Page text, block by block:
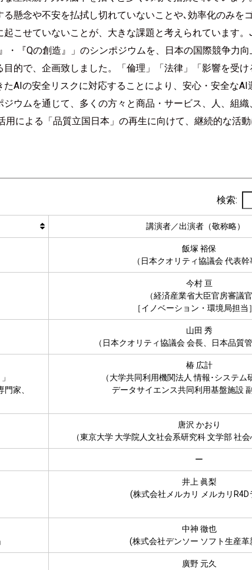
懸念や不安を払拭し切れていないことや､効率化のみを
こせていないことが、大きな課題と考えられています。
・『Qの創造』」のシンポジウムを、日本の国際競争力
的で、企画致しました。「倫理」「法律」「影響を受
AIの安全リスクに対応することにより、安心・安全な
ウムを通じて、多くの方々と商品・サービス、人、組
用による「品質立国日本」の再生に向けて、継続的な活
検索:
講演者／出演者（敬称略）
飯塚 裕保
（日本クオリティ協議会 代表幹
今村 亘
（経済産業省大臣官房審議官
［イノベーション・環境局担当
山田 秀
（日本クオリティ協議会 会⾧、日本品質
家、
椿 広計
（大学共同利用機関法人 情報･システ
データサイエンス共同利用基盤施設 副
唐沢 かおり
（東京大学 大学院人文社会系研究科 文学部 社会
ー
井上 眞梨
(株式会社メルカリ メルカリR4D
中神 徹也
(株式会社デンソー ソフト生産革
廣野 元久